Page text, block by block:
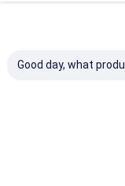
Good day, what